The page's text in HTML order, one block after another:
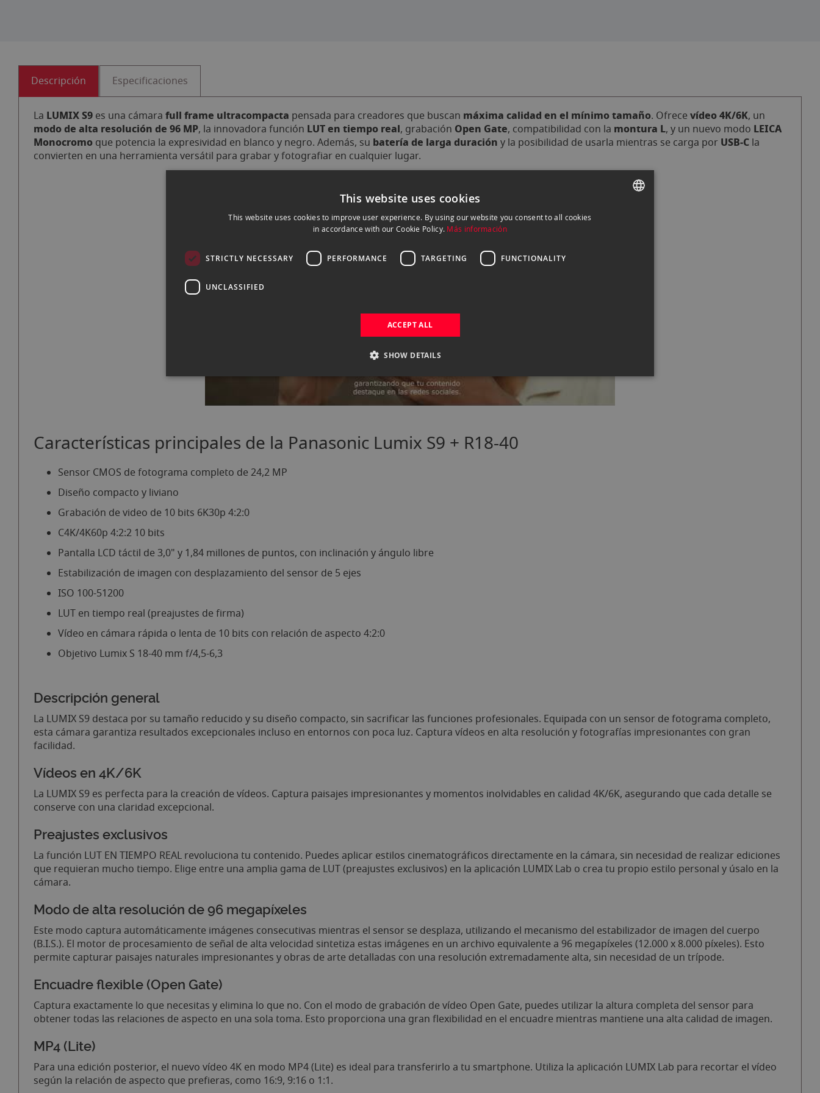
Descripción Especificaciones
La LUMIX S9 es una cámara full frame ultracompacta pensada para creadores que buscan máxima calidad en el mínimo tamaño. Ofrece vídeo 4K/6K, un
modo de alta resolución de 96 MP, la innovadora función LUT en tiempo real, grabación Open Gate, compatibilidad con la montura L, y un nuevo modo LEICA
Monocromo que potencia la expresividad en blanco y negro. Además, su batería de larga duración y la posibilidad de usarla mientras se carga por USB‑C la
convierten en una herramienta versátil para grabar y fotografiar en cualquier lugar.
Características principales de la Panasonic Lumix S9 + R18-40
Sensor CMOS de fotograma completo de 24,2 MP
Diseño compacto y liviano
Grabación de video de 10 bits 6K30p 4:2:0
C4K/4K60p 4:2:2 10 bits
Pantalla LCD táctil de 3,0" y 1,84 millones de puntos, con inclinación y ángulo libre
Estabilización de imagen con desplazamiento del sensor de 5 ejes
ISO 100-51200
LUT en tiempo real (preajustes de firma)
Vídeo en cámara rápida o lenta de 10 bits con relación de aspecto 4:2:0
Objetivo Lumix S 18-40 mm f/4,5-6,3
Descripción general
La LUMIX S9 destaca por su tamaño reducido y su diseño compacto, sin sacrificar las funciones profesionales. Equipada con un sensor de fotograma completo,
esta cámara garantiza resultados excepcionales incluso en entornos con poca luz. Captura vídeos en alta resolución y fotografías impresionantes con gran
facilidad.
Vídeos en 4K/6K
La LUMIX S9 es perfecta para la creación de vídeos. Captura paisajes impresionantes y momentos inolvidables en calidad 4K/6K, asegurando que cada detalle se
conserve con una claridad excepcional.
Preajustes exclusivos
La función LUT EN TIEMPO REAL revoluciona tu contenido. Puedes aplicar estilos cinematográficos directamente en la cámara, sin necesidad de realizar ediciones
que requieran mucho tiempo. Elige entre una amplia gama de LUT (preajustes exclusivos) en la aplicación LUMIX Lab o crea tu propio estilo personal y úsalo en la
cámara.
Modo de alta resolución de 96 megapíxeles
Este modo captura automáticamente imágenes consecutivas mientras el sensor se desplaza, utilizando el mecanismo del estabilizador de imagen del cuerpo
(B.I.S.). El motor de procesamiento de señal de alta velocidad sintetiza estas imágenes en un archivo equivalente a 96 megapíxeles (12.000 x 8.000 píxeles). Esto
permite capturar paisajes naturales impresionantes y obras de arte detalladas con una resolución extremadamente alta, sin necesidad de un trípode.
Encuadre flexible (Open Gate)
Captura exactamente lo que necesitas y elimina lo que no. Con el modo de grabación de vídeo Open Gate, puedes utilizar la altura completa del sensor para
obtener todas las relaciones de aspecto en una sola toma. Esto proporciona una gran flexibilidad en el encuadre mientras mantiene una alta calidad de imagen.
MP4 (Lite)
Para una edición posterior, el nuevo vídeo 4K en modo MP4 (Lite) es ideal para transferirlo a tu smartphone. Utiliza la aplicación LUMIX Lab para recortar el vídeo
según la relación de aspecto que prefieras, como 16:9, 9:16 o 1:1.
This website uses cookies
This website uses cookies to improve user experience. By using our website you consent to all cookies
in accordance with our Cookie Policy. Más información
STRICTLY NECESSARY PERFORMANCE TARGETING FUNCTIONALITY
UNCLASSIFIED
ACCEPT ALL
SHOW DETAILS